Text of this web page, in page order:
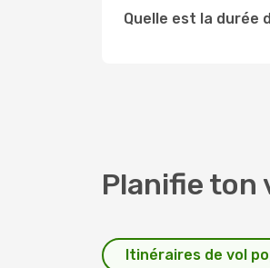
Quelle est la durée
Planifie ton
Itinéraires de vol